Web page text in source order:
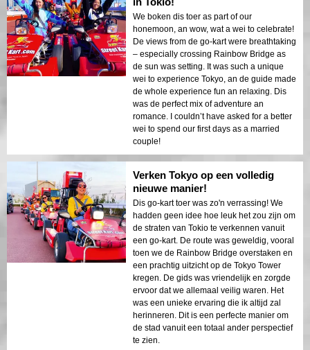
We boken dis toer as part of our
honemoon, an wow, wat a wei to celebrate!
De views from de go-kart were breathtaking
– especially crossing Rainbow Bridge as
de sun was setting. It was such a unique
wei to experience Tokyo, an de guide made
de whole experience fun an relaxing. Dis
was de perfect mix of adventure an
romance. I couldn’t have asked for a better
wei to spend our first days as a married
couple!
Verken Tokyo op een volledig
nieuwe manier!
Dis go-kart toer was zo'n verrassing! We
hadden geen idee hoe leuk het zou zijn om
de straten van Tokio te verkennen vanuit
een go-kart. De route was geweldig, vooral
toen we de Rainbow Bridge overstaken en
een prachtig uitzicht op de Tokyo Tower
kregen. De gids was vriendelijk en zorgde
ervoor dat we allemaal veilig waren. Het
was een unieke ervaring die ik altijd zal
herinneren. Dit is een perfecte manier om
de stad vanuit een totaal ander perspectief
te zien.